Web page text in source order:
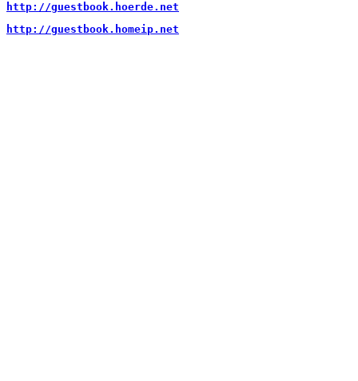
http://guestbook.hoerde.net
http://guestbook.homeip.net